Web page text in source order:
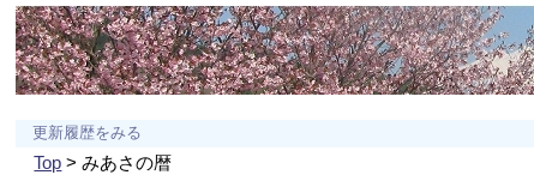
更新履歴をみる
Top > みあさの暦